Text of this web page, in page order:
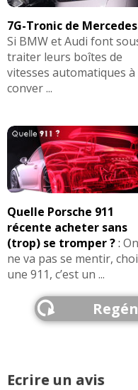
7G-Tronic de Mercedes
Si BMW et Audi font
traiter leurs boîtes de
vitesses automatiques à
conver ...
Quelle Porsche 911
récente acheter sans
(trop) se tromper ?: On
ne va pas se mentir,
une 911, c’est un ...
Ecrire un avis